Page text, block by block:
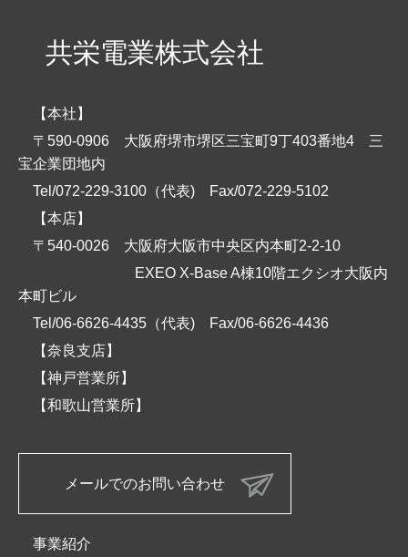
共栄電業株式会社
【本社】
〒590-0906 大阪府堺市堺区三宝町9丁403番地4 三
宝企業団地内
Tel/072-229-3100（代表)
Fax/072-229-5102
【本店】
〒540-0026 大阪府大阪市中央区内本町2-2-10
EXEO X-Base A棟10階エクシオ大阪内
本町ビル
Tel/06-6626-4435（代表)
Fax/06-6626-4436
【奈良支店】
【神戸営業所】
【和歌山営業所】
メールでのお問い合わせ
事業紹介